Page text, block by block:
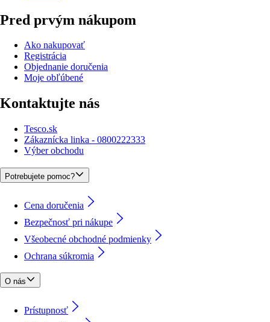
Pred prvým nákupom
Ako nakupovať
Registrácia
Objednanie doručenia
Moje obľúbené
Kontaktujte nás
Tesco.sk
Zákaznícka linka - 0800222333
Výber obchodu
Potrebujete pomoc?
Cena doručenia
Bezpečnosť pri nákupe
Všeobecné obchodné podmienky
Ochrana súkromia
O nás
Prístupnosť